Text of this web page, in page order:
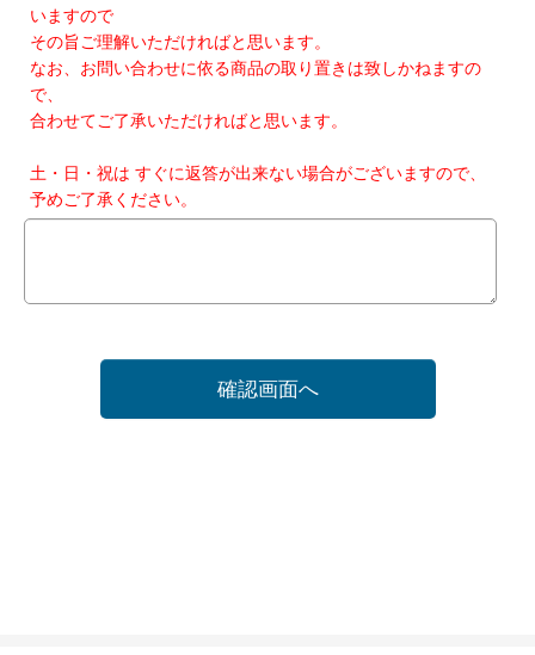
いますので
その旨ご理解いただければと思います。
なお、お問い合わせに依る商品の取り置きは致しかねますの
で、
合わせてご了承いただければと思います。
土・日・祝は すぐに返答が出来ない場合がございますので、
予めご了承ください。
確認画面へ